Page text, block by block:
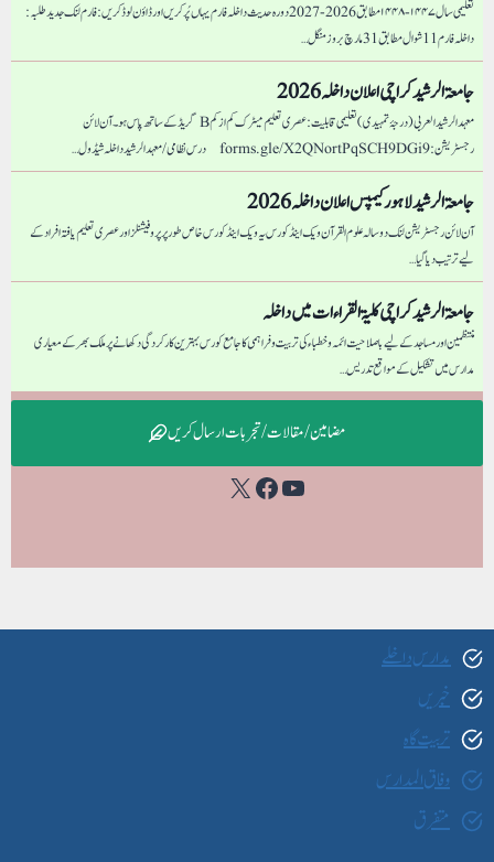
تعلیمی سال ۱۴۴۷-۱۴۴۸ مطابق 2026-2027 دورہ حدیث داخلہ فارم یہاں پُر کریں اور ڈاؤن لوڈ کریں: فارم لنک جدید طلبہ :
داخلہ فارم 11 شوال مطابق 31 مارچ بروز منگل…
جامعۃ الرشید کراچی اعلان داخلہ 2026
معہد الرشید العربی (درجۂ تمہیدی) تعلیمی قابلیت: عصری تعلیم میٹرک کم از کم B گریڈ کے ساتھ پاس ہو۔ آن لائن
رجسٹریشن: forms.gle/X2QNortPqSCH9DGi9 درس نظامی/ معہد الرشید داخلہ شیڈول…
جامعۃ الرشید لاہور کیمپس اعلان داخلہ 2026
آن لائن رجسٹریشن لنک دو سالہ علوم القرآن ویک اینڈ کورس یہ ویک اینڈ کورس خاص طور پر پروفیشنلز اور عصری تعلیم یافتہ افراد کے
لیے ترتیب دیا گیا…
جامعۃ الرشید کراچی كليۃ القراءات میں داخلہ
منتظمین اور مساجد کے لیے باصلاحیت ائمہ و خطباء کی تربیت و فراہمی کا جامع کورس بہترین کارکردگی دکھانے پر ملک بھر کے معیاری
مدارس میں تشکیل کے مواقع تدریس…
مضامین / مقالات / تجربات ارسال کریں
YouTube
Facebook
X
مدارس داخلے
خبریں
تربیت گاہ
وفاق المدارس
متفرق